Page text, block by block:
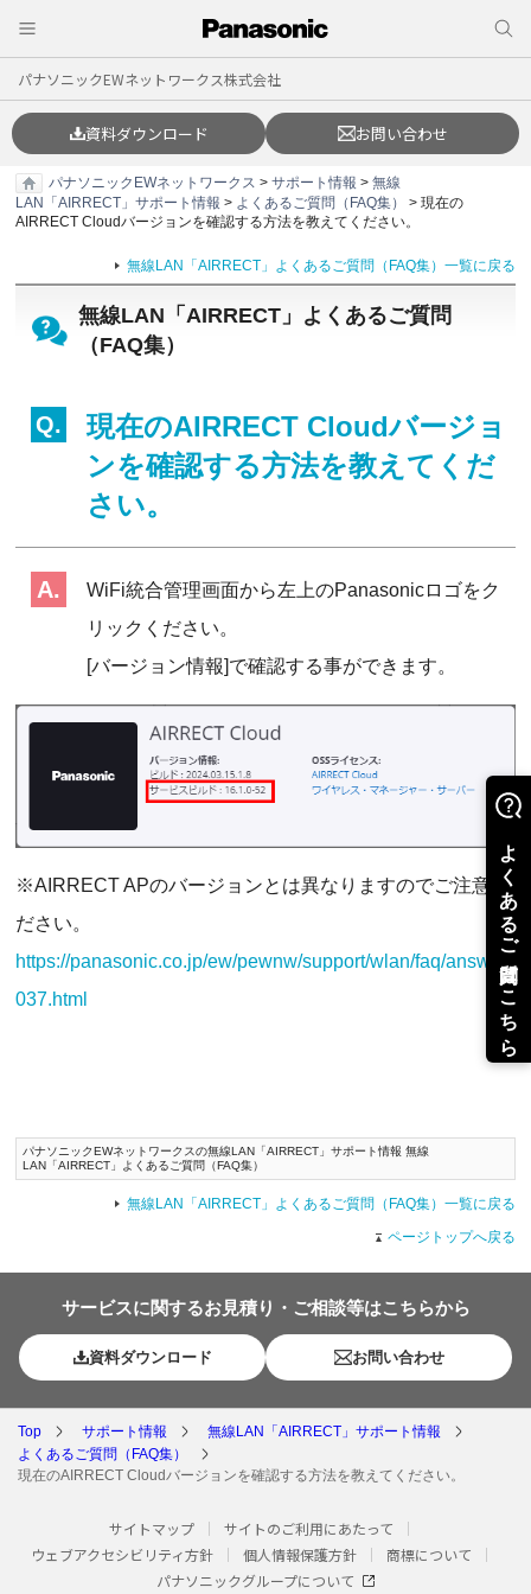
パナソニックEWネットワークス株式会社
資料ダウンロード お問い合わせ
パナソニックEWネットワークス >サポート情報 >無線
LAN「AIRRECT」サポート情報 > よくあるご質問（FAQ集）
> 現在の
AIRRECT Cloudバージョンを確認する方法を教えてください。
無線LAN「AIRRECT」よくあるご質問（FAQ集）一覧に戻る
無線LAN「AIRRECT」よくあるご質問
（FAQ集）
現在のAIRRECT Cloudバージョ
ンを確認する方法を教えてくだ
さい。
WiFi統合管理画面から左上のPanasonicロゴをク
リックください。
[バージョン情報]で確認する事ができます。
※AIRRECT APのバージョンとは異なりますのでご注意く
ださい。
https://panasonic.co.jp/ew/pewnw/support/wlan/faq/answer
037.html
パナソニックEWネットワークスの無線LAN「AIRRECT」サポート情報 無線
LAN「AIRRECT」よくあるご質問（FAQ集）
無線LAN「AIRRECT」よくあるご質問（FAQ集）一覧に戻る
ページトップへ戻る
サービスに関するお見積り・ご相談等はこちらから
資料ダウンロード お問い合わせ
Top サポート情報
無線LAN「AIRRECT」サポート情報
よくあるご質問（FAQ集）
現在のAIRRECT Cloudバージョンを確認する方法を教えてください。
サイトマップ
サイトのご利用にあたって
ウェブアクセシビリティ方針
個人情報保護方針
商標について
パナソニックグループについて